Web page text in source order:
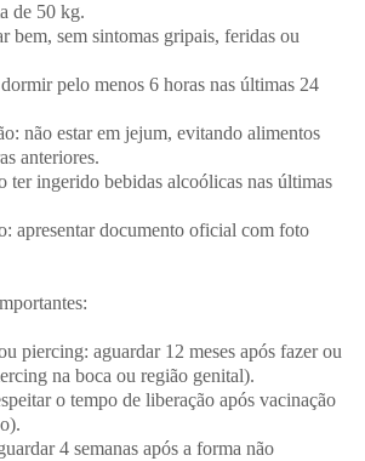
de 50 kg.
bem, sem sintomas gripais, feridas ou
pelo menos 6 horas nas últimas 24
não estar em jejum, evitando alimentos
anteriores.
ter ingerido bebidas alcoólicas nas últimas
apresentar documento oficial com foto
piercing: aguardar 12 meses após fazer ou
na boca ou região genital).
o tempo de liberação após vacinação
4 semanas após a forma não